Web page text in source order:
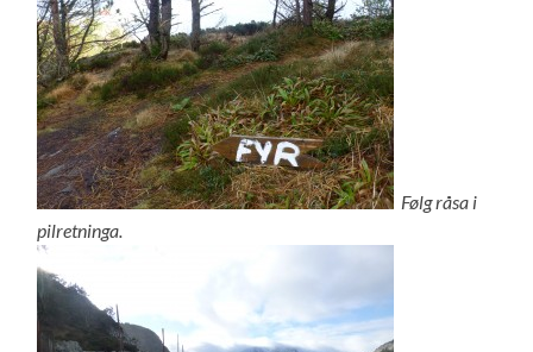
Følg råsa i
pilretninga.